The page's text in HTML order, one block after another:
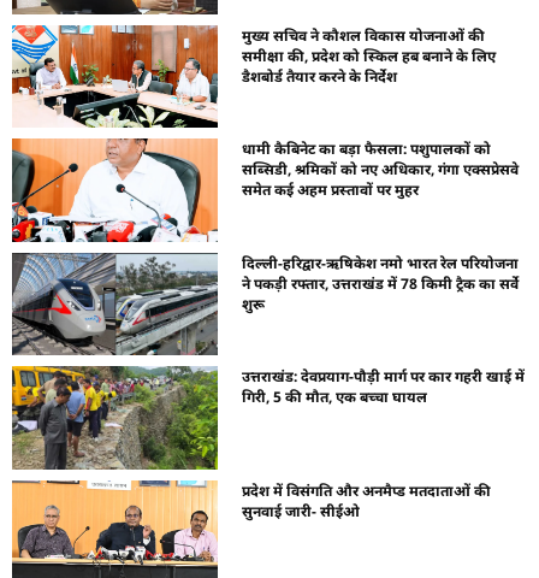
मुख्य सचिव ने कौशल विकास योजनाओं की
समीक्षा की, प्रदेश को स्किल हब बनाने के लिए
डैशबोर्ड तैयार करने के निर्देश
धामी कैबिनेट का बड़ा फैसला: पशुपालकों को
सब्सिडी, श्रमिकों को नए अधिकार, गंगा एक्सप्रेसवे
समेत कई अहम प्रस्तावों पर मुहर
दिल्ली-हरिद्वार-ऋषिकेश नमो भारत रेल परियोजना
ने पकड़ी रफ्तार, उत्तराखंड में 78 किमी ट्रैक का सर्वे
शुरू
उत्तराखंड: देवप्रयाग-पौड़ी मार्ग पर कार गहरी खाई में
गिरी, 5 की मौत, एक बच्चा घायल
प्रदेश में विसंगति और अनमैप्ड मतदाताओं की
सुनवाई जारी- सीईओ